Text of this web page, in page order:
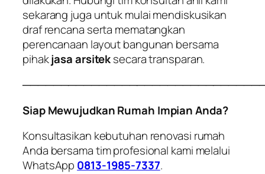
sekarang juga untuk mulai mendiskusikan
draf rencana serta mematangkan
perencanaan layout bangunan bersama
pihakjasa arsiteksecara transparan.
Siap Mewujudkan Rumah Impian Anda?
Konsultasikan kebutuhan renovasi rumah
Anda bersama tim profesional kami melalui
WhatsApp 0813-1985-7337.